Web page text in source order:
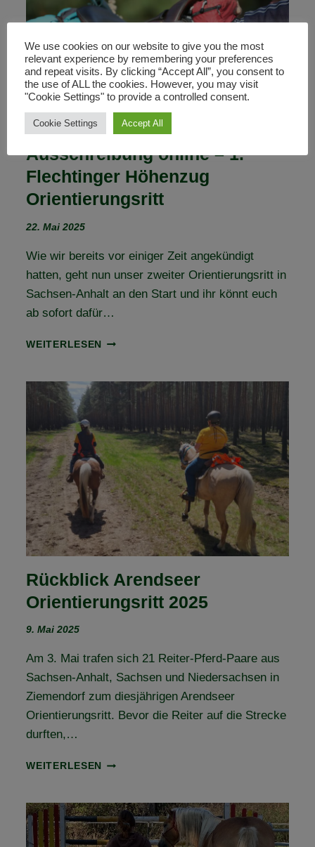
(VEREINS-)TÜR
Ausschreibung online – 1.
Flechtinger Höhenzug
Orientierungsritt
22. Mai 2025
Wie wir bereits vor einiger Zeit angekündigt
hatten, geht nun unser zweiter Orientierungsritt in
Sachsen-Anhalt an den Start und ihr könnt euch
ab sofort dafür…
WEITERLESEN
AUSSCHREIBUNG
1.
FLECHTINGER
ORIENTIERUNGSRITT
Rückblick Arendseer
Orientierungsritt 2025
9. Mai 2025
Am 3. Mai trafen sich 21 Reiter-Pferd-Paare aus
Sachsen-Anhalt, Sachsen und Niedersachsen in
Ziemendorf zum diesjährigen Arendseer
Orientierungsritt. Bevor die Reiter auf die Strecke
durften,…
WEITERLESEN
RÜCKBLICK
2025
We use cookies on our website to give you the most
relevant experience by remembering your preferences
and repeat visits. By clicking “Accept All”, you consent to
the use of ALL the cookies. However, you may visit
"Cookie Settings" to provide a controlled consent.
Cookie Settings Accept All